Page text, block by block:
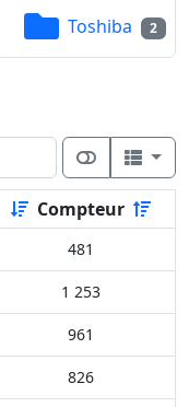
Toshiba 2
Compteur
481
1 253
961
826